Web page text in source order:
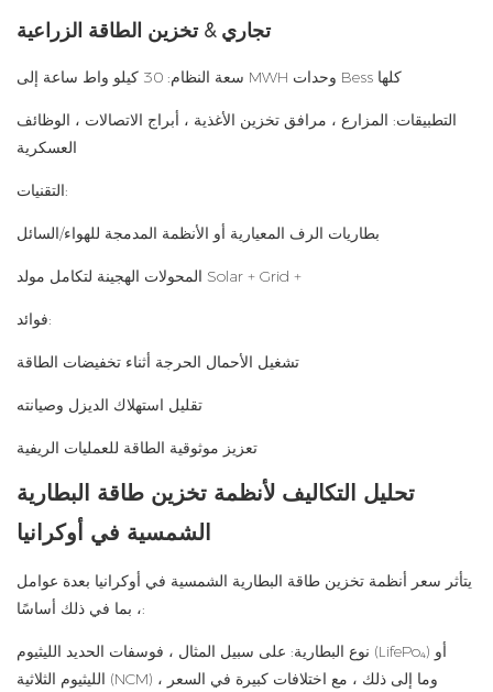
تجاري & تخزين الطاقة الزراعية
سعة النظام: 30 كيلو واط ساعة إلى MWH وحدات Bess كلها
التطبيقات: المزارع ، مرافق تخزين الأغذية ، أبراج الاتصالات ، الوظائف
العسكرية
التقنيات:
بطاريات الرف المعيارية أو الأنظمة المدمجة للهواء/السائل
المحولات الهجينة لتكامل مولد Solar + Grid +
فوائد:
تشغيل الأحمال الحرجة أثناء تخفيضات الطاقة
تقليل استهلاك الديزل وصيانته
تعزيز موثوقية الطاقة للعمليات الريفية
تحليل التكاليف لأنظمة تخزين طاقة البطارية
الشمسية في أوكرانيا
يتأثر سعر أنظمة تخزين طاقة البطارية الشمسية في أوكرانيا بعدة عوامل
، بما في ذلك أساسًا:
نوع البطارية: على سبيل المثال ، فوسفات الحديد الليثيوم (LifePo₄) أو
الليثيوم الثلاثية (NCM) ، وما إلى ذلك ، مع اختلافات كبيرة في السعر